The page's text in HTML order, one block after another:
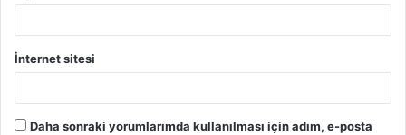
İnternet sitesi
Daha sonraki yorumlarımda kullanılması için adım, e-posta